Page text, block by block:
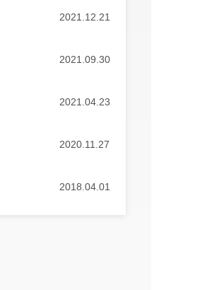
2021.12.21
2021.09.30
2021.04.23
2020.11.27
2018.04.01